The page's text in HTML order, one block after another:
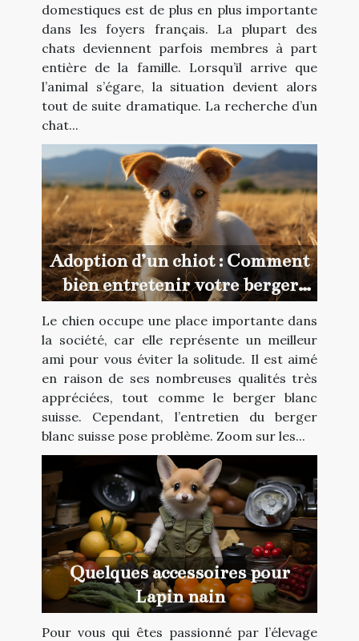
domestiques est de plus en plus importante
dans les foyers français. La plupart des
chats deviennent parfois membres à part
entière de la famille. Lorsqu’il arrive que
l’animal s’égare, la situation devient alors
tout de suite dramatique. La recherche d’un
chat...
Adoption d’un chiot : Comment
bien entretenir votre berger
Le chien occupe une place importante dans
la société, car elle représente un meilleur
ami pour vous éviter la solitude. Il est aimé
en raison de ses nombreuses qualités très
appréciées, tout comme le berger blanc
suisse. Cependant, l’entretien du berger
blanc suisse pose problème. Zoom sur les...
Quelques accessoires pour
Lapin nain
Pour vous qui êtes passionné par l’élevage